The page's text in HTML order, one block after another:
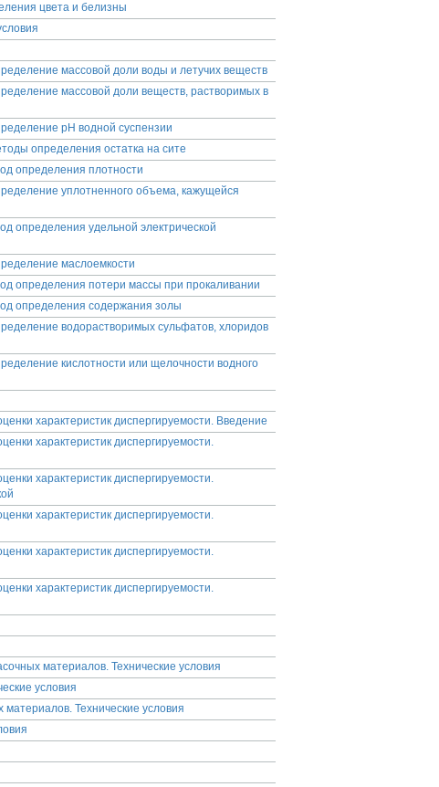
цвета и белизны
массовой доли воды и летучих веществ
массовой доли веществ, растворимых в
рН водной суспензии
определения остатка на сите
определения плотности
уплотненного объема, кажущейся
определения удельной электрической
маслоемкости
определения потери массы при прокаливании
определения содержания золы
водорастворимых сульфатов, хлоридов
кислотности или щелочности водного
характеристик диспергируемости. Введение
характеристик диспергируемости.
характеристик диспергируемости.
характеристик диспергируемости.
характеристик диспергируемости.
характеристик диспергируемости.
материалов. Технические условия
условия
Технические условия